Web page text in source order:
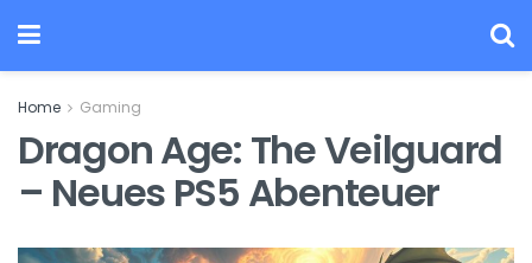
Home Gaming
Dragon Age: The Veilguard
– Neues PS5 Abenteuer